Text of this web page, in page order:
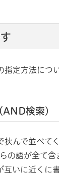
指定方法につ
AND検索)
挟んで並べて
の語が全て含
互いに近くに